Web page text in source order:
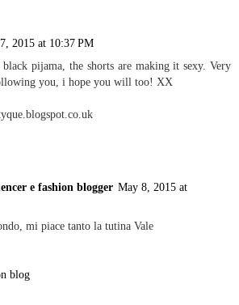
2015 at 10:37 PM
pijama, the shorts are making it sexy. Very
you, i hope you will too! XX
e fashion blogger May 8, 2015 at
mi piace tanto la tutina Vale
blog